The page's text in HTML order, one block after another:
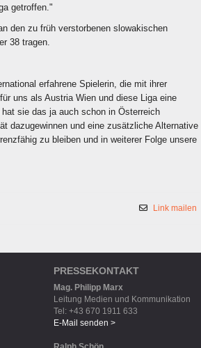
getroffen."
den zu früh verstorbenen slowakischen
38 tragen.
erfahrene Spielerin, die mit ihrer
uns als Austria Wien und diese Liga eine
sie das ja auch schon in Österreich
dazugewinnen und eine zusätzliche Alternative
zu bleiben und in weiterer Folge unsere
Link mailen
PRESSEKONTAKT
Mag. Philipp Marx
Leitung Medien und Kommunikation
Tel: +43 670 1911 633
E-Mail senden >